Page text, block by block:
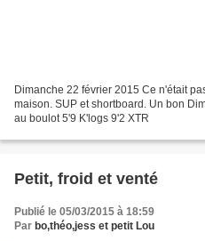
Dimanche 22 février 2015 Ce n'était
maison. SUP et shortboard. Un bon
au boulot 5'9 K'logs 9'2 XTR
Petit, froid et venté
Publié le 05/03/2015 à 18:59
Par bo,théo,jess et petit Lou